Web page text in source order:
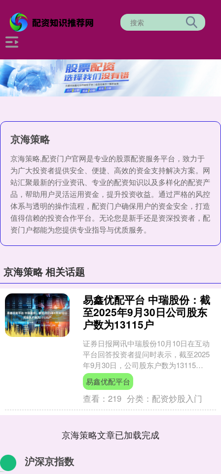
京海策略
京海策略,配资门户官网是专业的股票配资服务平台，致力于
为广大投资者提供安全、便捷、高效的资金支持解决方案。网
站汇聚最新的行业资讯、专业的配资知识以及多样化的配资产
品，帮助用户灵活运用资金，提升投资收益。通过严格的风控
体系与透明的操作流程，配资门户确保用户的资金安全，打造
值得信赖的投资合作平台。无论您是新手还是资深投资者，配
资门户都能为您提供专业指导与优质服务。
京海策略 相关话题
易鑫优配平台 中瑞股份：截
至2025年9月30日公司股东
户数为13115户
证券日报网讯中瑞股份10月10日在互动
平台回答投资者提问时表示，截至2025
年9月30日，公司股东户数为13115
户。....
易鑫优配平台
查看：219 分类： 配资炒股入门
京海策略文章已加载完成
沪深京指数